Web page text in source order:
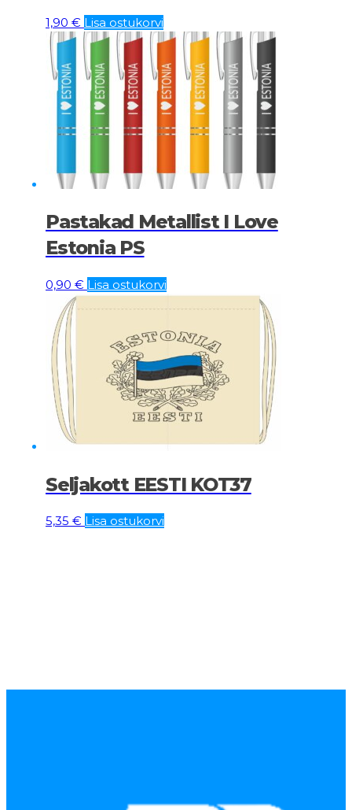
1,90 € Lisa ostukorvi
Pastakad Metallist I Love
Estonia PS
0,90 € Lisa ostukorvi
Seljakott EESTI KOT37
5,35 € Lisa ostukorvi